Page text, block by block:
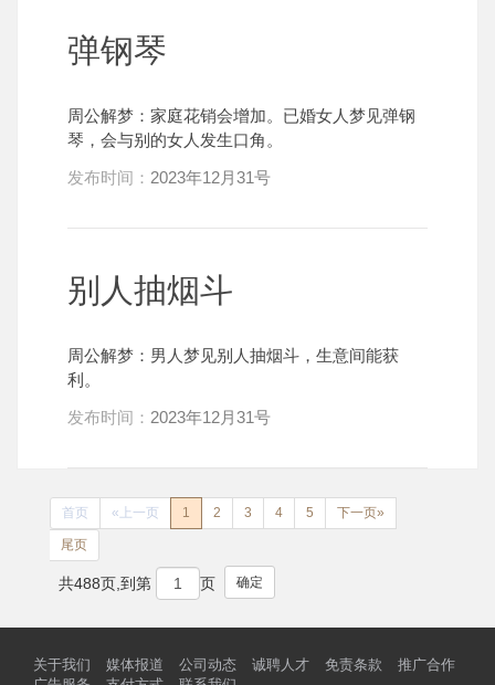
弹钢琴
周公解梦：家庭花销会增加。已婚女人梦见弹钢
琴，会与别的女人发生口角。
发布时间： 2023年12月31号
别人抽烟斗
周公解梦：男人梦见别人抽烟斗，生意间能获
利。
发布时间： 2023年12月31号
首页 «上一页 1 2 3 4 5 下一页»
尾页
共488页,到第 页 确定
关于我们 媒体报道 公司动态 诚聘人才 免责条款
推广合作